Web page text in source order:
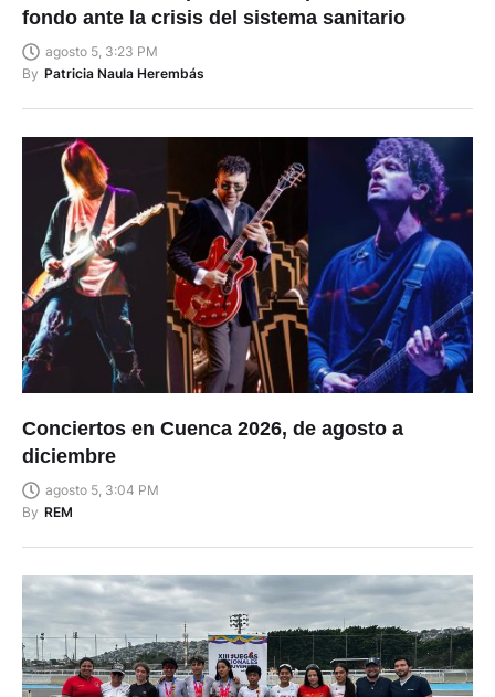
agosto 5, 3:23 PM
By
Patricia Naula Herembás
Conciertos en Cuenca 2026, de agosto a
diciembre
agosto 5, 3:04 PM
By